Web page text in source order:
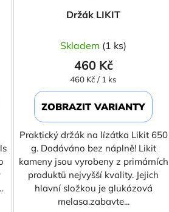
Držák LIKIT
Skladem (1 ks)
460 Kč
Měrná
cena:
460 Kč / 1 ks
ZOBRAZIT VARIANTY
Praktický držák na lízátka Likit 650
g. Dodáváno bez náplně! Likit
kameny jsou vyrobeny z primárních
produktů nejvyšší kvality. Jejich
hlavní složkou je glukózová
melasa.zabavte...